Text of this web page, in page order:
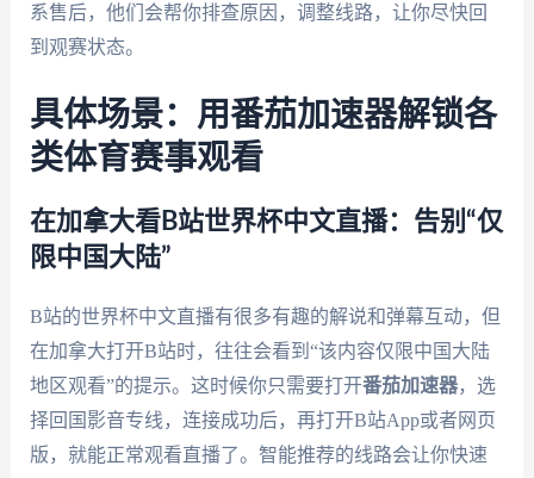
系售后，他们会帮你排查原因，调整线路，让你尽快回
到观赛状态。
具体场景：用番茄加速器解锁各
类体育赛事观看
在加拿大看B站世界杯中文直播：告别“仅
限中国大陆”
B站的世界杯中文直播有很多有趣的解说和弹幕互动，但
在加拿大打开B站时，往往会看到“该内容仅限中国大陆
地区观看”的提示。这时候你只需要打开番茄加速器，选
择回国影音专线，连接成功后，再打开B站App或者网页
版，就能正常观看直播了。智能推荐的线路会让你快速